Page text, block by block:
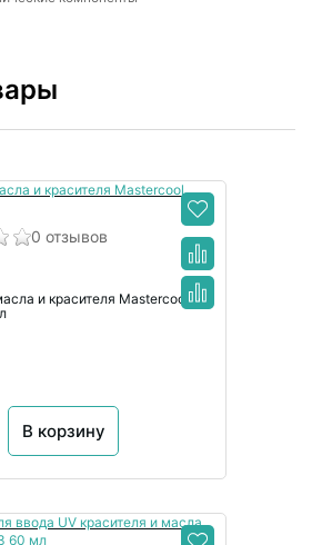
0 отзывов
и красителя Mastercool
В корзину